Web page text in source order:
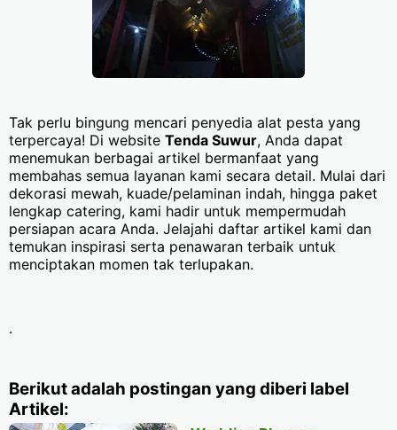
Tak perlu bingung mencari penyedia alat pesta yang
terpercaya! Di website Tenda Suwur, Anda dapat
menemukan berbagai artikel bermanfaat yang
membahas semua layanan kami secara detail. Mulai dari
dekorasi mewah, kuade/pelaminan indah, hingga paket
lengkap catering, kami hadir untuk mempermudah
persiapan acara Anda. Jelajahi daftar artikel kami dan
temukan inspirasi serta penawaran terbaik untuk
menciptakan momen tak terlupakan.
.
Berikut adalah postingan yang diberi label
Artikel: